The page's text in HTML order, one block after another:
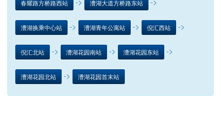
春耀路方桥路西站 漕湖大道方桥路东站
漕湖换乘中心站 -> 漕湖青年公寓站 -> 倪汇西站 ->
倪汇北站 -> 漕湖花园南站 -> 漕湖花园东站 ->
漕湖花园北站 -> 漕湖花园首末站